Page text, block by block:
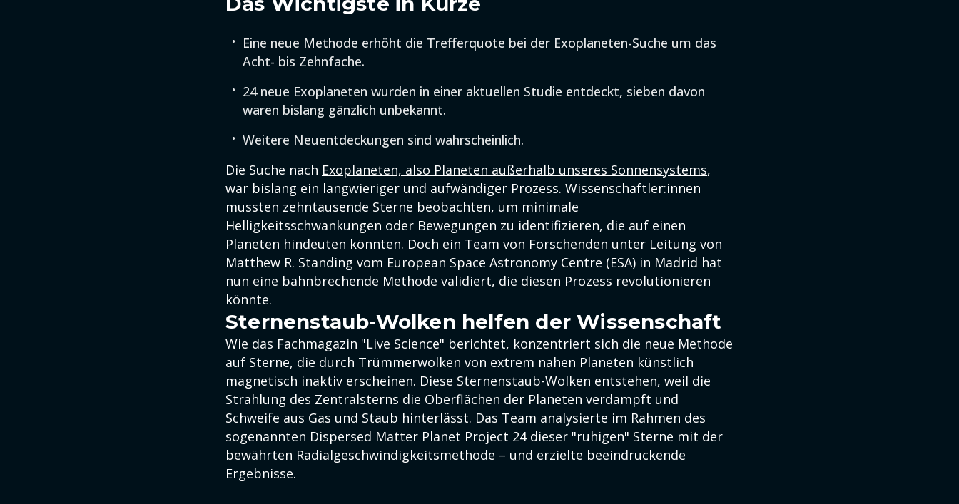
Eine neue Methode erhöht die Trefferquote bei der Exoplaneten-Suche um das
Acht- bis Zehnfache.
24 neue Exoplaneten wurden in einer aktuellen Studie entdeckt, sieben davon
waren bislang gänzlich unbekannt.
Weitere Neuentdeckungen sind wahrscheinlich.
Die Suche nach Exoplaneten, also Planeten außerhalb unseres Sonnensystems,
war bislang ein langwieriger und aufwändiger Prozess. Wissenschaftler:innen
mussten zehntausende Sterne beobachten, um minimale
Helligkeitsschwankungen oder Bewegungen zu identifizieren, die auf einen
Planeten hindeuten könnten. Doch ein Team von Forschenden unter Leitung von
Matthew R. Standing vom European Space Astronomy Centre (ESA) in Madrid hat
nun eine bahnbrechende Methode validiert, die diesen Prozess revolutionieren
könnte.
Sternenstaub-Wolken helfen der Wissenschaft
Wie das Fachmagazin "Live Science" berichtet, konzentriert sich die neue Methode
auf Sterne, die durch Trümmerwolken von extrem nahen Planeten künstlich
magnetisch inaktiv erscheinen. Diese Sternenstaub-Wolken entstehen, weil die
Strahlung des Zentralsterns die Oberflächen der Planeten verdampft und
Schweife aus Gas und Staub hinterlässt. Das Team analysierte im Rahmen des
sogenannten Dispersed Matter Planet Project 24 dieser "ruhigen" Sterne mit der
bewährten Radialgeschwindigkeitsmethode – und erzielte beeindruckende
Ergebnisse.